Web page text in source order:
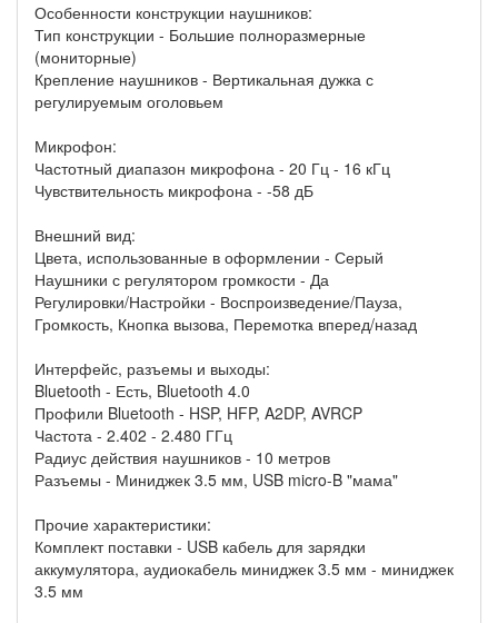
Особенности конструкции наушников:
Тип конструкции - Большие полноразмерные
(мониторные)
Крепление наушников - Вертикальная дужка с
регулируемым оголовьем
Микрофон:
Частотный диапазон микрофона - 20 Гц - 16 кГц
Чувствительность микрофона - -58 дБ
Внешний вид:
Цвета, использованные в оформлении - Серый
Наушники с регулятором громкости - Да
Регулировки/Настройки - Воспроизведение/Пауза,
Громкость, Кнопка вызова, Перемотка вперед/назад
Интерфейс, разъемы и выходы:
Bluetooth - Есть, Bluetooth 4.0
Профили Bluetooth - HSP, HFP, A2DP, AVRCP
Частота - 2.402 - 2.480 ГГц
Радиус действия наушников - 10 метров
Разъемы - Миниджек 3.5 мм, USB micro-B "мама"
Прочие характеристики:
Комплект поставки - USB кабель для зарядки
аккумулятора, аудиокабель миниджек 3.5 мм - миниджек
3.5 мм